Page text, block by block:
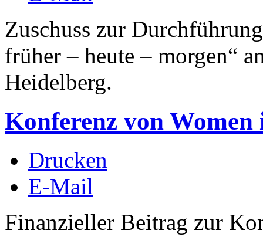
Zuschuss zur
früher – heute – morgen“
Heidelberg.
Konferenz von Women
Drucken
E-Mail
Finanzieller Beitrag zur